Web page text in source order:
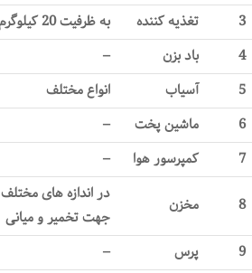
3
تغذیه کننده به ظرفیت 20 کیلوگرم
4
باد بزن –
5
آسیاب انواع مختلف
6
ماشین پخت –
7
کمپرسور هوا –
8
مخزن
در اندازه های مختلف
جهت تخمیر و میانی
9
پرس –